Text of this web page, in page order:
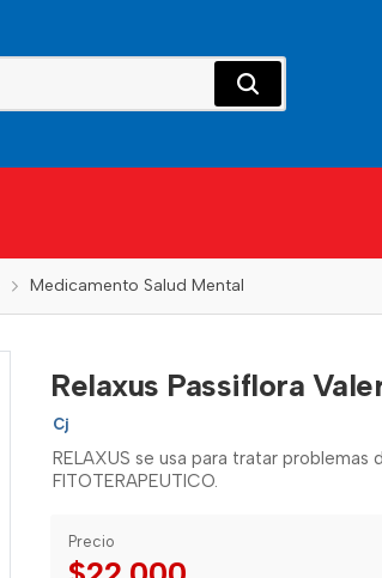
Medicamento Salud Mental
Relaxus Passiflora
Cj
RELAXUS se usa para tratar problemas
FITOTERAPEUTICO.
Precio